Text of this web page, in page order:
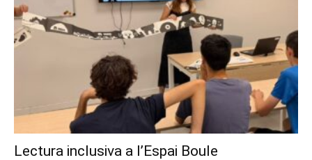
Lectura inclusiva a l’Espai Boule